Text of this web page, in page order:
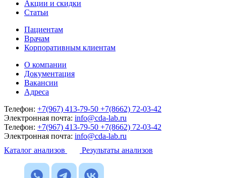
Акции и скидки
Статьи
Пациентам
Врачам
Корпоративным клиентам
О компании
Документация
Вакансии
Адреса
Телефон: +7(967) 413-79-50 +7(8662) 72-03-42
Электронная почта: info@cda-lab.ru
Телефон: +7(967) 413-79-50 +7(8662) 72-03-42
Электронная почта: info@cda-lab.ru
Каталог анализов
Результаты анализов